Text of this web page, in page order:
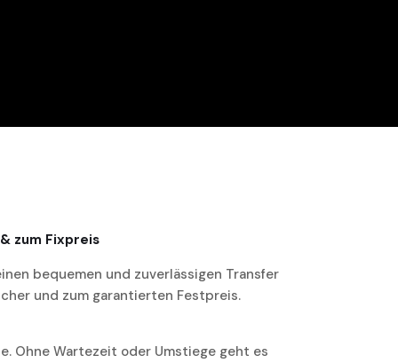
zum Fixpreis
bequemen und zuverlässigen Transfer
und zum garantierten Festpreis.
Ohne Wartezeit oder Umstiege geht es